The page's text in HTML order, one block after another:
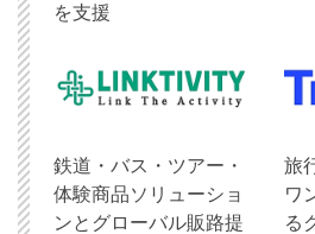
を支援
鉄道・バス・ツアー・
体験商品ソリューショ
ンとグローバル販路提
旅
ワ
る